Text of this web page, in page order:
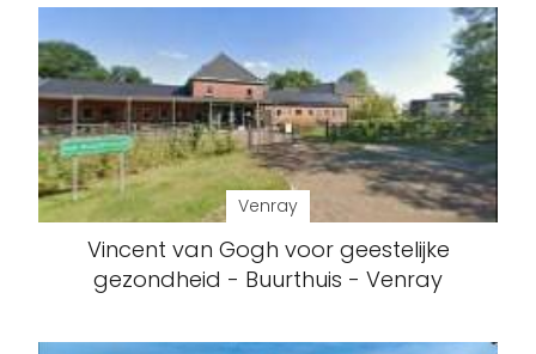
Venray
Vincent van Gogh voor geestelijke
gezondheid - Buurthuis - Venray